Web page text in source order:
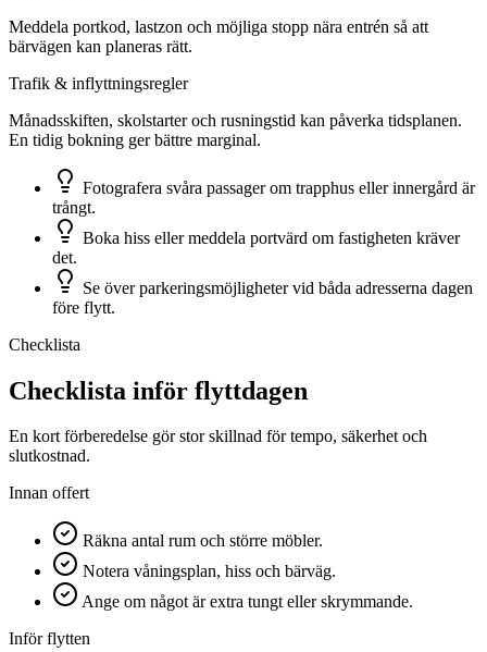
Meddela portkod, lastzon och möjliga stopp nära entrén så att
bärvägen kan planeras rätt.
Trafik & inflyttningsregler
Månadsskiften, skolstarter och rusningstid kan påverka tidsplanen.
En tidig bokning ger bättre marginal.
Fotografera svåra passager om trapphus eller innergård är
trångt.
Boka hiss eller meddela portvärd om fastigheten kräver
det.
Se över parkeringsmöjligheter vid båda adresserna dagen
före flytt.
Checklista
Checklista inför flyttdagen
En kort förberedelse gör stor skillnad för tempo, säkerhet och
slutkostnad.
Innan offert
Räkna antal rum och större möbler.
Notera våningsplan, hiss och bärväg.
Ange om något är extra tungt eller skrymmande.
Inför flytten